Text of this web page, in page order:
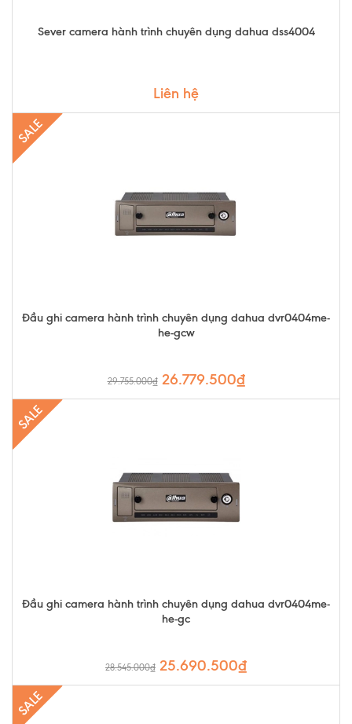
Sever camera hành trình chuyên dụng dahua dss4004
Liên hệ
SALE
Đầu ghi camera hành trình chuyên dụng dahua dvr0404me-
he-gcw
29.755.000₫ 26.779.500₫
SALE
Đầu ghi camera hành trình chuyên dụng dahua dvr0404me-
he-gc
28.545.000₫ 25.690.500₫
SALE